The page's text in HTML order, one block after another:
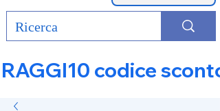
RAGGI10 codice